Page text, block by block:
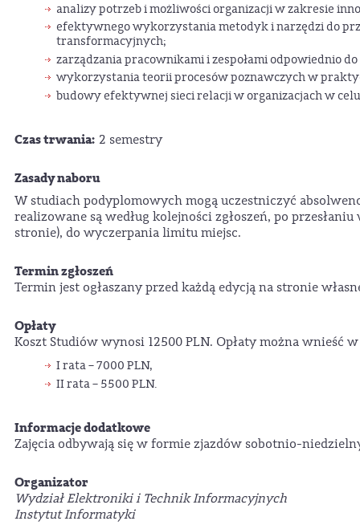
analizy potrzeb i możliwości organizacji w zakresie
efektywnego wykorzystania metodyk i narzędzi do
transformacyjnych;
zarządzania pracownikami i zespołami odpowiednio
wykorzystania teorii procesów poznawczych w
budowy efektywnej sieci relacji w organizacjach w
Czas trwania: 2 semestry
Zasady naboru
W studiach podyplomowych mogą uczestniczyć
realizowane są według kolejności zgłoszeń, po
stronie), do wyczerpania limitu miejsc.
Termin zgłoszeń
Termin jest ogłaszany przed każdą edycją na stronie
Opłaty
Koszt Studiów wynosi 12500 PLN. Opłaty można wnieść
I rata – 7000 PLN,
II rata – 5500 PLN.
Informacje dodatkowe
Zajęcia odbywają się w formie zjazdów sobotnio-
Organizator
Wydział Elektroniki i Technik Informacyjnych
Instytut Informatyki